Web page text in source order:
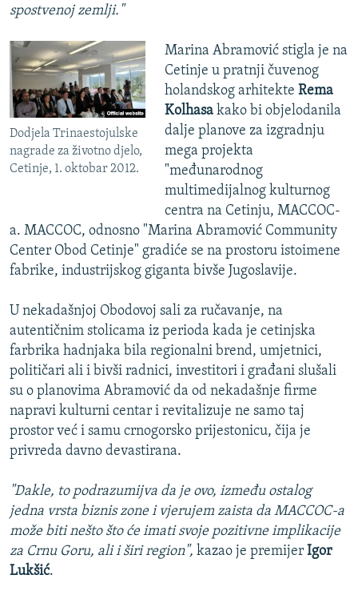
spostvenoj zemlji."
Dodjela Trinaestojulske
nagrade za životno djelo,
Cetinje, 1. oktobar 2012.
Marina Abramović stigla je na
Cetinje u pratnji čuvenog
holandskog arhitekte Rema
Kolhasakako bi objelodanila
dalje planove za izgradnju
mega projekta
"međunarodnog
multimedijalnog kulturnog
centra na Cetinju, MACCOC-
a. MACCOC, odnosno "Marina Abramović Community
Center Obod Cetinje" gradiće se na prostoru istoimene
fabrike, industrijskog giganta bivše Jugoslavije.
U nekadašnjoj Obodovoj sali za ručavanje, na
autentičnim stolicama iz perioda kada je cetinjska
farbrika hadnjaka bila regionalni brend, umjetnici,
političari ali i bivši radnici, investitori i građani slušali
su o planovima Abramović da od nekadašnje firme
napravi kulturni centar i revitalizuje ne samo taj
prostor već i samu crnogorsko prijestonicu, čija je
privreda davno devastirana.
"Dakle, to podrazumijva da je ovo, između ostalog
jedna vrsta biznis zone i vjerujem zaista da MACCOC-a
može biti nešto što će imati svoje pozitivne implikacije
za Crnu Goru, ali i širi region", kazao je premijer Igor
Lukšić.